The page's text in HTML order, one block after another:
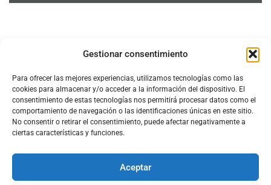
Gestionar consentimiento
Para ofrecer las mejores experiencias, utilizamos tecnologías como las
cookies para almacenar y/o acceder a la información del dispositivo. El
consentimiento de estas tecnologías nos permitirá procesar datos como el
comportamiento de navegación o las identificaciones únicas en este sitio.
No consentir o retirar el consentimiento, puede afectar negativamente a
ciertas características y funciones.
Aceptar